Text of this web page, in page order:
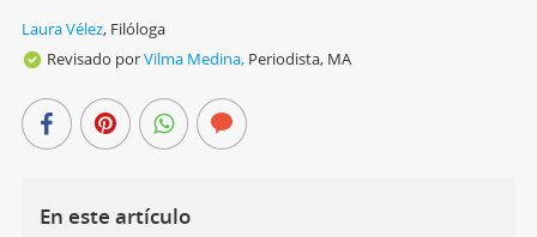
Laura Vélez, Filóloga
Revisado porVilma Medina, Periodista, MA
En este artículo